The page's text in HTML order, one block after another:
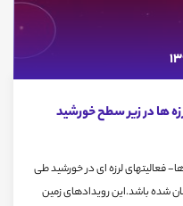
ها در زیر سطح خورشید
فعالیتهای لرزه ای در خورشید طی
شده باشد.این رویدادهای زمین